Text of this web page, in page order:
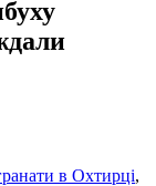
в Охтирці,